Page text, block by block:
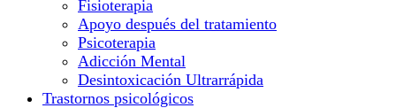
Fisioterapia
Apoyo después del tratamiento
Psicoterapia
Adicción Mental
Desintoxicación Ultrarrápida
Trastornos psicológicos